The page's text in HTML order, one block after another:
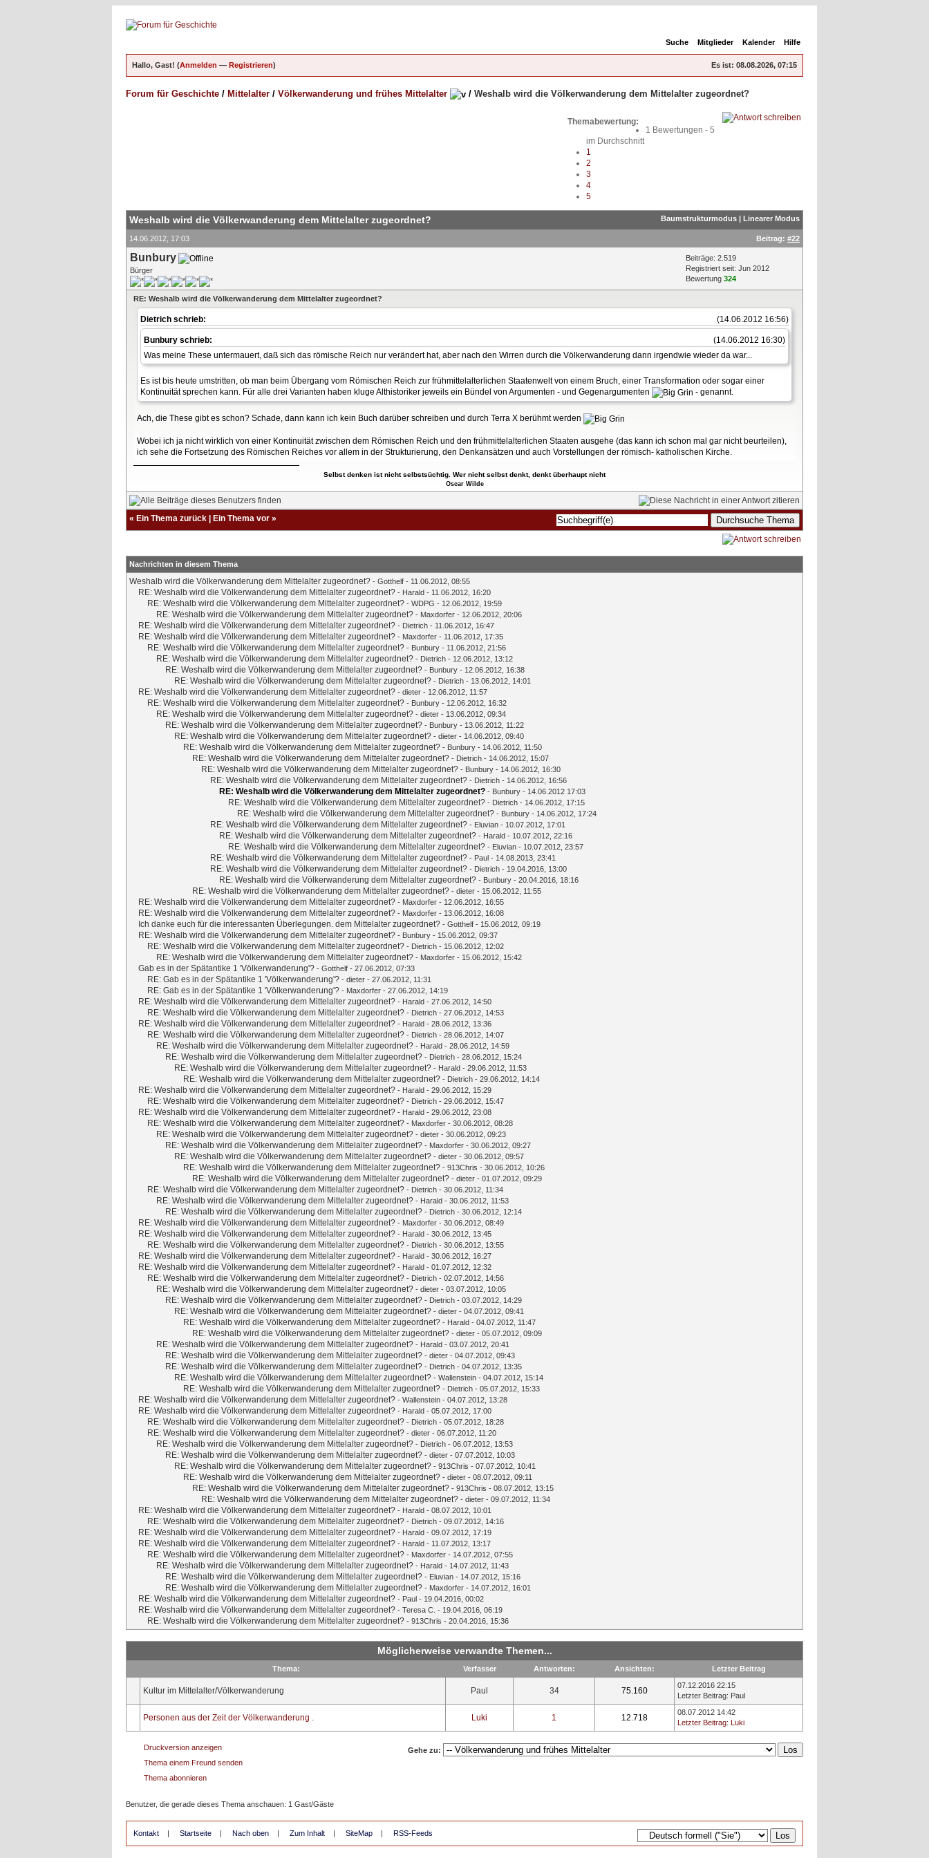
Suche Mitglieder Kalender Hilfe
Es ist: 08.08.2026, 07:15
Hallo, Gast! (Anmelden — Registrieren)
Forum für Geschichte / Mittelalter / Völkerwanderung und frühes Mittelalter / Weshalb wird die Völkerwanderung dem Mittelalter zugeordnet?
Themabewertung:
1 Bewertungen - 5
im Durchschnitt
1
2
3
4
5
Baumstrukturmodus | Linearer Modus
Weshalb wird die Völkerwanderung dem Mittelalter zugeordnet?
14.06.2012, 17:03 Beitrag: #22
Bunbury
Bürger
Beiträge: 2.519
Registriert seit: Jun 2012
Bewertung 324
RE: Weshalb wird die Völkerwanderung dem Mittelalter zugeordnet?
(14.06.2012 16:56)
Dietrich schrieb:
(14.06.2012 16:30)
Bunbury schrieb:
Was meine These untermauert, daß sich das römische Reich nur verändert hat, aber nach den Wirren durch die Völkerwanderung dann irgendwie wieder da war...
Es ist bis heute umstritten, ob man beim Übergang vom Römischen Reich zur frühmittelalterlichen Staatenwelt von einem Bruch, einer Transformation oder sogar einer
Kontinuität sprechen kann. Für alle drei Varianten haben kluge Althistoriker jeweils ein Bündel von Argumenten - und Gegenargumenten
- genannt.
Ach, die These gibt es schon? Schade, dann kann ich kein Buch darüber schreiben und durch Terra X berühmt werden
Wobei ich ja nicht wirklich von einer Kontinuität zwischen dem Römischen Reich und den frühmittelalterlichen Staaten ausgehe (das kann ich schon mal gar nicht beurteilen),
ich sehe die Fortsetzung des Römischen Reiches vor allem in der Strukturierung, den Denkansätzen und auch Vorstellungen der römisch- katholischen Kirche.
Selbst denken ist nicht selbstsüchtig. Wer nicht selbst denkt, denkt überhaupt nicht
Oscar Wilde
« Ein Thema zurück | Ein Thema vor »
Nachrichten in diesem Thema
Weshalb wird die Völkerwanderung dem Mittelalter zugeordnet? - Gotthelf - 11.06.2012, 08:55
RE: Weshalb wird die Völkerwanderung dem Mittelalter zugeordnet? - Harald - 11.06.2012, 16:20
RE: Weshalb wird die Völkerwanderung dem Mittelalter zugeordnet? - WDPG - 12.06.2012, 19:59
RE: Weshalb wird die Völkerwanderung dem Mittelalter zugeordnet? - Maxdorfer - 12.06.2012, 20:06
RE: Weshalb wird die Völkerwanderung dem Mittelalter zugeordnet? - Dietrich - 11.06.2012, 16:47
RE: Weshalb wird die Völkerwanderung dem Mittelalter zugeordnet? - Maxdorfer - 11.06.2012, 17:35
RE: Weshalb wird die Völkerwanderung dem Mittelalter zugeordnet? - Bunbury - 11.06.2012, 21:56
RE: Weshalb wird die Völkerwanderung dem Mittelalter zugeordnet? - Dietrich - 12.06.2012, 13:12
RE: Weshalb wird die Völkerwanderung dem Mittelalter zugeordnet? - Bunbury - 12.06.2012, 16:38
RE: Weshalb wird die Völkerwanderung dem Mittelalter zugeordnet? - Dietrich - 13.06.2012, 14:01
RE: Weshalb wird die Völkerwanderung dem Mittelalter zugeordnet? - dieter - 12.06.2012, 11:57
RE: Weshalb wird die Völkerwanderung dem Mittelalter zugeordnet? - Bunbury - 12.06.2012, 16:32
RE: Weshalb wird die Völkerwanderung dem Mittelalter zugeordnet? - dieter - 13.06.2012, 09:34
RE: Weshalb wird die Völkerwanderung dem Mittelalter zugeordnet? - Bunbury - 13.06.2012, 11:22
RE: Weshalb wird die Völkerwanderung dem Mittelalter zugeordnet? - dieter - 14.06.2012, 09:40
RE: Weshalb wird die Völkerwanderung dem Mittelalter zugeordnet? - Bunbury - 14.06.2012, 11:50
RE: Weshalb wird die Völkerwanderung dem Mittelalter zugeordnet? - Dietrich - 14.06.2012, 15:07
RE: Weshalb wird die Völkerwanderung dem Mittelalter zugeordnet? - Bunbury - 14.06.2012, 16:30
RE: Weshalb wird die Völkerwanderung dem Mittelalter zugeordnet? - Dietrich - 14.06.2012, 16:56
RE: Weshalb wird die Völkerwanderung dem Mittelalter zugeordnet? - Bunbury - 14.06.2012 17:03
RE: Weshalb wird die Völkerwanderung dem Mittelalter zugeordnet? - Dietrich - 14.06.2012, 17:15
RE: Weshalb wird die Völkerwanderung dem Mittelalter zugeordnet? - Bunbury - 14.06.2012, 17:24
RE: Weshalb wird die Völkerwanderung dem Mittelalter zugeordnet? - Eluvian - 10.07.2012, 17:01
RE: Weshalb wird die Völkerwanderung dem Mittelalter zugeordnet? - Harald - 10.07.2012, 22:16
RE: Weshalb wird die Völkerwanderung dem Mittelalter zugeordnet? - Eluvian - 10.07.2012, 23:57
RE: Weshalb wird die Völkerwanderung dem Mittelalter zugeordnet? - Paul - 14.08.2013, 23:41
RE: Weshalb wird die Völkerwanderung dem Mittelalter zugeordnet? - Dietrich - 19.04.2016, 13:00
RE: Weshalb wird die Völkerwanderung dem Mittelalter zugeordnet? - Bunbury - 20.04.2016, 18:16
RE: Weshalb wird die Völkerwanderung dem Mittelalter zugeordnet? - dieter - 15.06.2012, 11:55
RE: Weshalb wird die Völkerwanderung dem Mittelalter zugeordnet? - Maxdorfer - 12.06.2012, 16:55
RE: Weshalb wird die Völkerwanderung dem Mittelalter zugeordnet? - Maxdorfer - 13.06.2012, 16:08
Ich danke euch für die interessanten Überlegungen. dem Mittelalter zugeordnet? - Gotthelf - 15.06.2012, 09:19
RE: Weshalb wird die Völkerwanderung dem Mittelalter zugeordnet? - Bunbury - 15.06.2012, 09:37
RE: Weshalb wird die Völkerwanderung dem Mittelalter zugeordnet? - Dietrich - 15.06.2012, 12:02
RE: Weshalb wird die Völkerwanderung dem Mittelalter zugeordnet? - Maxdorfer - 15.06.2012, 15:42
Gab es in der Spätantike 1 'Völkerwanderung'? - Gotthelf - 27.06.2012, 07:33
RE: Gab es in der Spätantike 1 'Völkerwanderung'? - dieter - 27.06.2012, 11:31
RE: Gab es in der Spätantike 1 'Völkerwanderung'? - Maxdorfer - 27.06.2012, 14:19
RE: Weshalb wird die Völkerwanderung dem Mittelalter zugeordnet? - Harald - 27.06.2012, 14:50
RE: Weshalb wird die Völkerwanderung dem Mittelalter zugeordnet? - Dietrich - 27.06.2012, 14:53
RE: Weshalb wird die Völkerwanderung dem Mittelalter zugeordnet? - Harald - 28.06.2012, 13:36
RE: Weshalb wird die Völkerwanderung dem Mittelalter zugeordnet? - Dietrich - 28.06.2012, 14:07
RE: Weshalb wird die Völkerwanderung dem Mittelalter zugeordnet? - Harald - 28.06.2012, 14:59
RE: Weshalb wird die Völkerwanderung dem Mittelalter zugeordnet? - Dietrich - 28.06.2012, 15:24
RE: Weshalb wird die Völkerwanderung dem Mittelalter zugeordnet? - Harald - 29.06.2012, 11:53
RE: Weshalb wird die Völkerwanderung dem Mittelalter zugeordnet? - Dietrich - 29.06.2012, 14:14
RE: Weshalb wird die Völkerwanderung dem Mittelalter zugeordnet? - Harald - 29.06.2012, 15:29
RE: Weshalb wird die Völkerwanderung dem Mittelalter zugeordnet? - Dietrich - 29.06.2012, 15:47
RE: Weshalb wird die Völkerwanderung dem Mittelalter zugeordnet? - Harald - 29.06.2012, 23:08
RE: Weshalb wird die Völkerwanderung dem Mittelalter zugeordnet? - Maxdorfer - 30.06.2012, 08:28
RE: Weshalb wird die Völkerwanderung dem Mittelalter zugeordnet? - dieter - 30.06.2012, 09:23
RE: Weshalb wird die Völkerwanderung dem Mittelalter zugeordnet? - Maxdorfer - 30.06.2012, 09:27
RE: Weshalb wird die Völkerwanderung dem Mittelalter zugeordnet? - dieter - 30.06.2012, 09:57
RE: Weshalb wird die Völkerwanderung dem Mittelalter zugeordnet? - 913Chris - 30.06.2012, 10:26
RE: Weshalb wird die Völkerwanderung dem Mittelalter zugeordnet? - dieter - 01.07.2012, 09:29
RE: Weshalb wird die Völkerwanderung dem Mittelalter zugeordnet? - Dietrich - 30.06.2012, 11:34
RE: Weshalb wird die Völkerwanderung dem Mittelalter zugeordnet? - Harald - 30.06.2012, 11:53
RE: Weshalb wird die Völkerwanderung dem Mittelalter zugeordnet? - Dietrich - 30.06.2012, 12:14
RE: Weshalb wird die Völkerwanderung dem Mittelalter zugeordnet? - Maxdorfer - 30.06.2012, 08:49
RE: Weshalb wird die Völkerwanderung dem Mittelalter zugeordnet? - Harald - 30.06.2012, 13:45
RE: Weshalb wird die Völkerwanderung dem Mittelalter zugeordnet? - Dietrich - 30.06.2012, 13:55
RE: Weshalb wird die Völkerwanderung dem Mittelalter zugeordnet? - Harald - 30.06.2012, 16:27
RE: Weshalb wird die Völkerwanderung dem Mittelalter zugeordnet? - Harald - 01.07.2012, 12:32
RE: Weshalb wird die Völkerwanderung dem Mittelalter zugeordnet? - Dietrich - 02.07.2012, 14:56
RE: Weshalb wird die Völkerwanderung dem Mittelalter zugeordnet? - dieter - 03.07.2012, 10:05
RE: Weshalb wird die Völkerwanderung dem Mittelalter zugeordnet? - Dietrich - 03.07.2012, 14:29
RE: Weshalb wird die Völkerwanderung dem Mittelalter zugeordnet? - dieter - 04.07.2012, 09:41
RE: Weshalb wird die Völkerwanderung dem Mittelalter zugeordnet? - Harald - 04.07.2012, 11:47
RE: Weshalb wird die Völkerwanderung dem Mittelalter zugeordnet? - dieter - 05.07.2012, 09:09
RE: Weshalb wird die Völkerwanderung dem Mittelalter zugeordnet? - Harald - 03.07.2012, 20:41
RE: Weshalb wird die Völkerwanderung dem Mittelalter zugeordnet? - dieter - 04.07.2012, 09:43
RE: Weshalb wird die Völkerwanderung dem Mittelalter zugeordnet? - Dietrich - 04.07.2012, 13:35
RE: Weshalb wird die Völkerwanderung dem Mittelalter zugeordnet? - Wallenstein - 04.07.2012, 15:14
RE: Weshalb wird die Völkerwanderung dem Mittelalter zugeordnet? - Dietrich - 05.07.2012, 15:33
RE: Weshalb wird die Völkerwanderung dem Mittelalter zugeordnet? - Wallenstein - 04.07.2012, 13:28
RE: Weshalb wird die Völkerwanderung dem Mittelalter zugeordnet? - Harald - 05.07.2012, 17:00
RE: Weshalb wird die Völkerwanderung dem Mittelalter zugeordnet? - Dietrich - 05.07.2012, 18:28
RE: Weshalb wird die Völkerwanderung dem Mittelalter zugeordnet? - dieter - 06.07.2012, 11:20
RE: Weshalb wird die Völkerwanderung dem Mittelalter zugeordnet? - Dietrich - 06.07.2012, 13:53
RE: Weshalb wird die Völkerwanderung dem Mittelalter zugeordnet? - dieter - 07.07.2012, 10:03
RE: Weshalb wird die Völkerwanderung dem Mittelalter zugeordnet? - 913Chris - 07.07.2012, 10:41
RE: Weshalb wird die Völkerwanderung dem Mittelalter zugeordnet? - dieter - 08.07.2012, 09:11
RE: Weshalb wird die Völkerwanderung dem Mittelalter zugeordnet? - 913Chris - 08.07.2012, 13:15
RE: Weshalb wird die Völkerwanderung dem Mittelalter zugeordnet? - dieter - 09.07.2012, 11:34
RE: Weshalb wird die Völkerwanderung dem Mittelalter zugeordnet? - Harald - 08.07.2012, 10:01
RE: Weshalb wird die Völkerwanderung dem Mittelalter zugeordnet? - Dietrich - 09.07.2012, 14:16
RE: Weshalb wird die Völkerwanderung dem Mittelalter zugeordnet? - Harald - 09.07.2012, 17:19
RE: Weshalb wird die Völkerwanderung dem Mittelalter zugeordnet? - Harald - 11.07.2012, 13:17
RE: Weshalb wird die Völkerwanderung dem Mittelalter zugeordnet? - Maxdorfer - 14.07.2012, 07:55
RE: Weshalb wird die Völkerwanderung dem Mittelalter zugeordnet? - Harald - 14.07.2012, 11:43
RE: Weshalb wird die Völkerwanderung dem Mittelalter zugeordnet? - Eluvian - 14.07.2012, 15:16
RE: Weshalb wird die Völkerwanderung dem Mittelalter zugeordnet? - Maxdorfer - 14.07.2012, 16:01
RE: Weshalb wird die Völkerwanderung dem Mittelalter zugeordnet? - Paul - 19.04.2016, 00:02
RE: Weshalb wird die Völkerwanderung dem Mittelalter zugeordnet? - Teresa C. - 19.04.2016, 06:19
RE: Weshalb wird die Völkerwanderung dem Mittelalter zugeordnet? - 913Chris - 20.04.2016, 15:36
Möglicherweise verwandte Themen...
Thema: Verfasser Antworten: Ansichten: Letzter Beitrag
Kultur im Mittelalter/Völkerwanderung Paul 34 75.160
07.12.2016 22:15
Letzter Beitrag: Paul
Personen aus der Zeit der Völkerwanderung . Luki 1 12.718
08.07.2012 14:42
Letzter Beitrag: Luki
Druckversion anzeigen
Thema einem Freund senden
Thema abonnieren
Gehe zu:
Benutzer, die gerade dieses Thema anschauen: 1 Gast/Gäste
Kontakt | Startseite | Nach oben | Zum Inhalt | SiteMap | RSS-Feeds